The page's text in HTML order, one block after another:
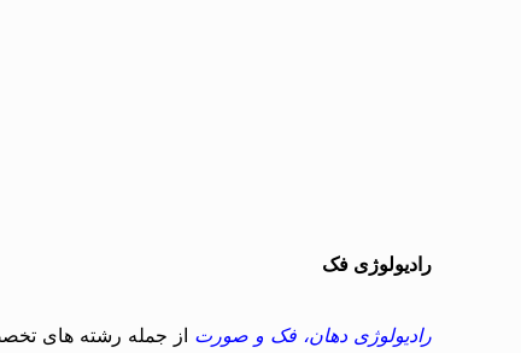
رادیولوژی فک
رادیولوژی دهان، فک و صورت از جمله رشته های